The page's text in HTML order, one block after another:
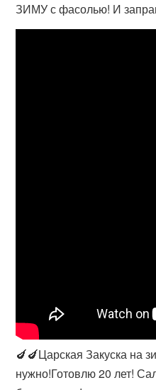
ЗИМУ с фасолью! И
🍆🍆Царская Закуска на
нужно!Готовлю 20 лет!